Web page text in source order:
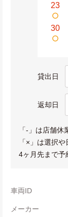
23
30
貸出日
返却日
「-」は店舗
「×」は選択
4ヶ月先まで予
車両ID
メーカー